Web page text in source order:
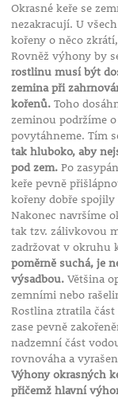
Okrasné keře se
nezakracují. U
kořeny o něco
Rovněž výhony by
rostlinu musí být
zemina při
kořenů.Toho
zeminou podržíme
povytáhneme. Tím
tak hluboko, aby
pod zem.Po
keře pevně
kořeny dobře
Nakonec navršíme
tak tzv. zálivkovou
zadržovat v okruhu
poměrně suchá, je
výsadbou.Většina
zemními nebo
Rostlina ztratila
zase pevně
nadzemní část
rovnováha a
Výhony okrasných
přičemž hlavní